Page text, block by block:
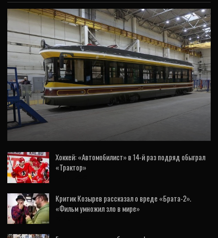
ЭКОНОМИКА
Уралтрансмаш презентовал первым лицам
области и города новую разработку
Хоккей: «Автомобилист» в 14-й раз подряд обыграл
«Трактор»
Критик Козырев рассказал о вреде «Брата-2».
«Фильм умножил зло в мире»